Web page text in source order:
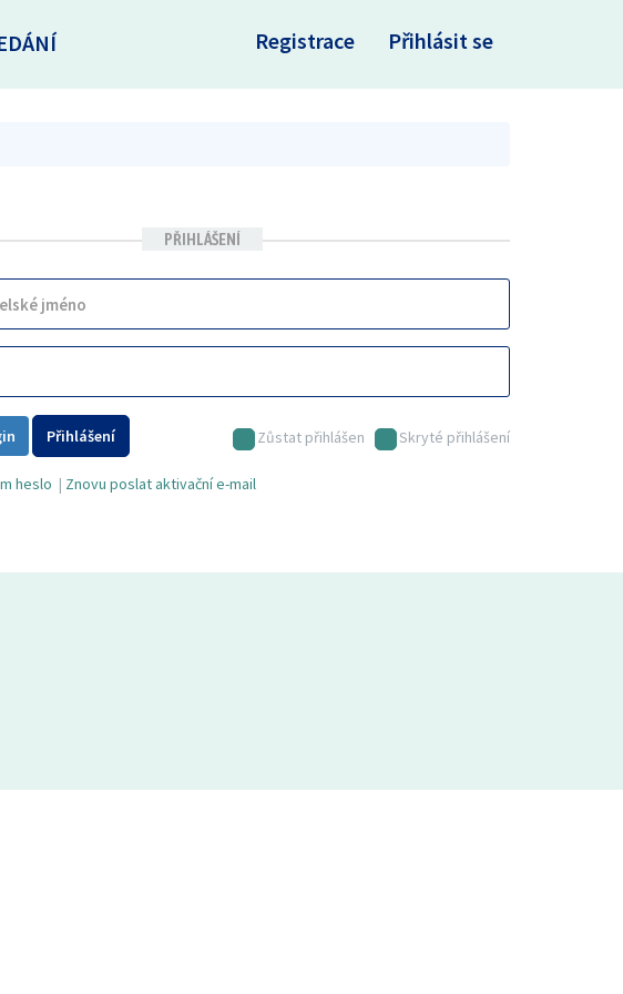
Registrace Přihlásit se
PŘIHLÁŠENÍ
Zůstat přihlášen Skryté přihlášení
Přihlášení
heslo | Znovu poslat aktivační e-mail